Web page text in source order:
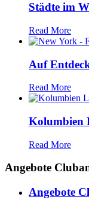
Städte im
Read More
Auf
Read More
Kolumbien
Read More
Angebote
Angebote